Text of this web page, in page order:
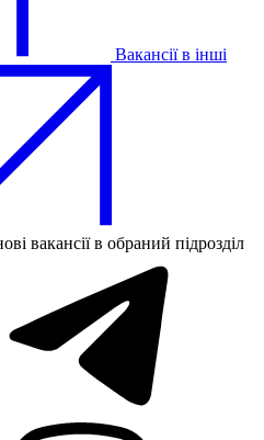
Вакансії в інші
вакансії в обраний підрозділ